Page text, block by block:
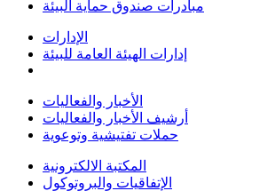
مبادرات صندوق حماية البيئة
الإدارات
إدارات الهيئة العامة للبيئة
الأخبار والفعاليات
أرشيف الأخبار والفعاليات
حملات تفتيشية وتوعوية
المكتبة الالكترونية
الإتفاقيات والبروتوكول